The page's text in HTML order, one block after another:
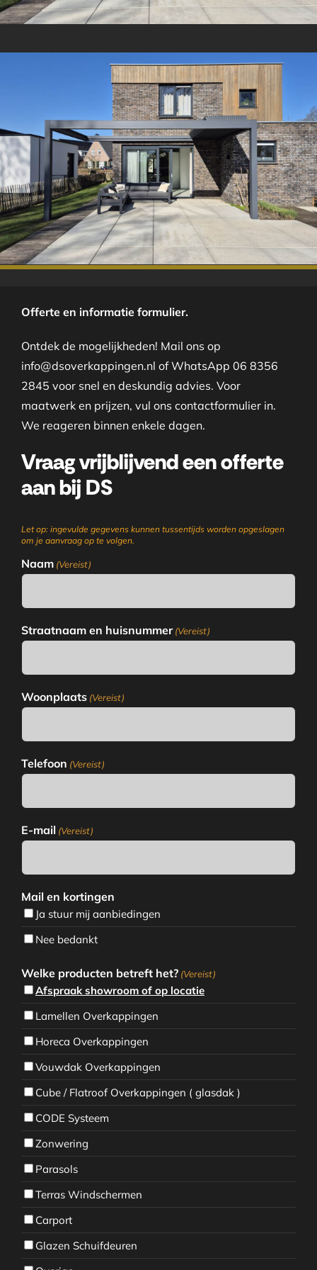
.
Offerte en informatie formulier.
Ontdek de mogelijkheden! Mail ons op
info@dsoverkappingen.nl of WhatsApp 06 8356
2845 voor snel en deskundig advies. Voor
maatwerk en prijzen, vul ons contactformulier in.
We reageren binnen enkele dagen.
Vraag vrijblijvend een offerte
aan bij DS
Let op: ingevulde gegevens kunnen tussentijds worden opgeslagen
om je aanvraag op te volgen.
Naam (Vereist)
Straatnaam en huisnummer (Vereist)
Woonplaats (Vereist)
Telefoon (Vereist)
E-mail (Vereist)
Mail en kortingen
Ja stuur mij aanbiedingen
Nee bedankt
Welke producten betreft het? (Vereist)
Afspraak showroom of op locatie
Lamellen Overkappingen
Horeca Overkappingen
Vouwdak Overkappingen
Cube / Flatroof Overkappingen ( glasdak )
CODE Systeem
Zonwering
Parasols
Terras Windschermen
Carport
Glazen Schuifdeuren